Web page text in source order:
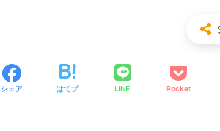
シェア はてブ LINE Pocket